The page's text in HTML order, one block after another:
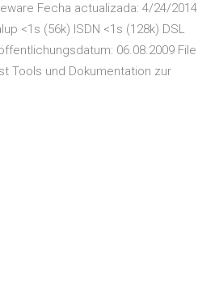
Fecha actualizada: 4/24/2014
<1s (56k) ISDN <1s (128k) DSL
06.08.2009 File
Tools und Dokumentation zur